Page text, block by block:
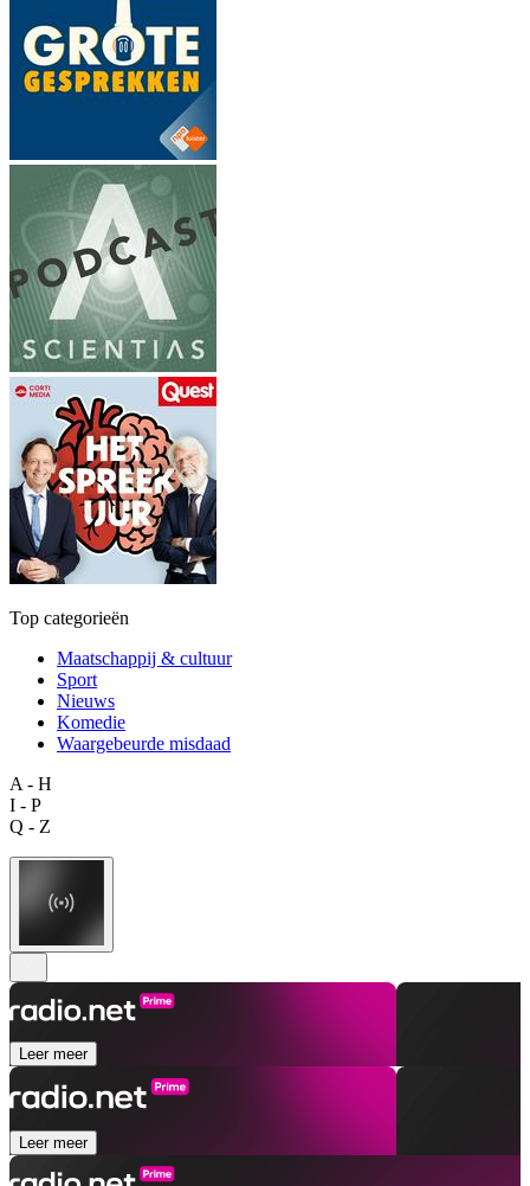
Top categorieën
Maatschappij & cultuur
Sport
Nieuws
Komedie
Waargebeurde misdaad
A - H
I - P
Q - Z
Leer meer
Leer meer